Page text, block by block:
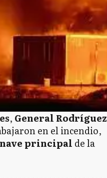
, General Rodríguez
en el incendio,
nave principal de la